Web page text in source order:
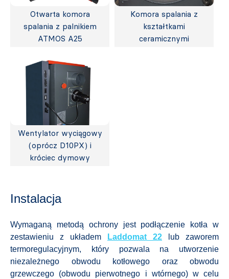
Otwarta komora
spalania z palnikiem
ATMOS A25
Komora spalania z
kształtkami
ceramicznymi
Wentylator wyciągowy
(oprócz D10PX) i
króciec dymowy
Instalacja
Wymaganą metodą ochrony jest podłączenie kotła w
zestawieniu z układem
Laddomat 22 lub zaworem
termoregulacyjnym, który pozwala na utworzenie
niezależnego obwodu kotłowego oraz obwodu
grzewczego (obwodu pierwotnego i wtórnego) w celu